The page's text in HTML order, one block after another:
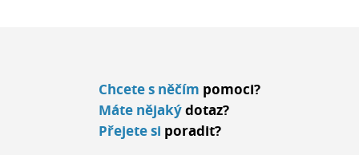
Chcete s něčím pomoci?
Máte nějakýdotaz?
Přejete si poradit?